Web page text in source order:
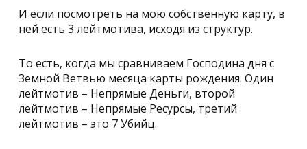
И если посмотреть на мою собственную карту, в
ней есть 3 лейтмотива, исходя из структур.
То есть, когда мы сравниваем Господина дня с
Земной Ветвью месяца карты рождения. Один
лейтмотив – Непрямые Деньги, второй
лейтмотив – Непрямые Ресурсы, третий
лейтмотив – это 7 Убийц.